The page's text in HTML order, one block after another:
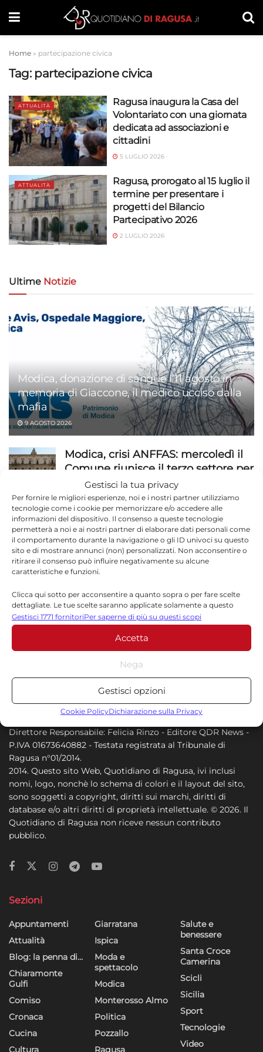
Gestisci la tua privacy
Per fornire le migliori esperienze, noi e i nostri partner utilizziamo
tecnologie come i cookie per memorizzare e/o accedere alle
informazioni del dispositivo. Il consenso a queste tecnologie
permetterà a noi e ai nostri partner di elaborare dati personali come
il comportamento durante la navigazione o gli ID univoci su questo
sito e di mostrare annunci (non) personalizzati. Non acconsentire o
ritirare il consenso può influire negativamente su alcune
caratteristiche e funzioni.
Clicca qui sotto per acconsentire a quanto sopra o per fare scelte
dettagliate. Le tue scelte saranno applicate solamente a questo
sito. È possibile modificare le impostazioni in qualsiasi momento,
compreso il ritiro del consenso, utilizzando i pulsanti della Cookie
Policy o cliccando sul pulsante di gestione del consenso nella parte
inferiore dello schermo.
Statistiche
Archiviare informazioni su dispositivo e/o accedervi, Misurare le
prestazioni degli annunci, Misurare le prestazioni dei contenuti,
combinazione di dati provenienti da fonti diverse.
Marketing
Archiviare informazioni su dispositivo e/o accedervi, Utilizzare
dati limitati per la selezione della pubblicità, Creare profili per la
pubblicità personalizzata, Utilizzare profili per la selezione di
pubblicità personalizzata, Creare profili per la personalizzazione
dei contenuti, Utilizzare profili per la selezione di contenuti
limitati per la selezione dei contenuti.
fonti di dati, Collegare diversi dispositivi,
Identificare i dispositivi in base alle informazioni
Utilizzare dati di geolocalizzazione precisi,
Riconoscere i dispositivi in base a informazioni
richieste attivamente.
Garantire la sicurezza, prevenire e
rilevare frodi, correggere errori, Erogare
Gestisci 1771 fornitoriPer saperne di più su questi scopi
Accetta
Nega
Gestisci opzioni
Cookie PolicyDichiarazione sulla Privacy
Home » partecipazione civica
Tag: partecipazione civica
ATTUALITÀ
Ragusa inaugura la Casa del
Volontariato con una giornata
dedicata ad associazioni e
cittadini
5 LUGLIO 2026
ATTUALITÀ
Ragusa, prorogato al 15 luglio il
termine per presentare i
progetti del Bilancio
Partecipativo 2026
2 LUGLIO 2026
Ultime Notizie
Modica, donazione di sangue l’11 agosto in
memoria di Giaccone, il medico ucciso dalla
mafia
9 AGOSTO 2026
Modica, crisi ANFFAS: mercoledì il
Comune riunisce il terzo settore per
tutelare le famiglie
9 AGOSTO 2026
Modica Calcio, esordio in Coppa
Italia
9 AGOSTO 2026
cammino Scicli-Santiago davanti al
Municipio
9 AGOSTO 2026
Direttore Responsabile: Felicia Rinzo - Editore QDR News -
P.IVA 01673640882 - Testata registrata al Tribunale di
Ragusa n°01/2014.
2014. Questo sito Web, Quotidiano di Ragusa, ivi inclusi
nomi, logo, nonchè lo schema di colori e il layout del sito,
sono soggetti a copyright, diritti sui marchi, diritti di
database e/o altri diritti di proprietà intellettuale. © 2026. Il
Quotidiano di Ragusa non riceve nessun contributo
pubblico.
Sezioni
Appuntamenti
Attualità
Blog: la penna di…
Chiaramonte
Gulfi
Comiso
Cronaca
Cucina
Cultura
Giarratana
Ispica
Moda e
spettacolo
Modica
Monterosso Almo
Politica
Pozzallo
Ragusa
Salute e
benessere
Santa Croce
Camerina
Scicli
Sicilia
Sport
Tecnologie
Video